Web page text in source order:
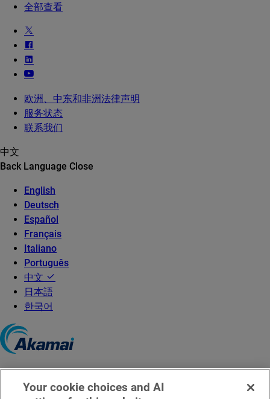
全部查看
欧洲、中东和非洲法律声明
服务状态
联系我们
中文
Back Language Close
English
Deutsch
Español
Français
Italiano
Português
中文
日本語
한국어
Your cookie choices and AI